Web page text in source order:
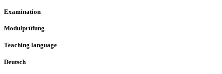
Examination
Modulprüfung
Teaching language
Deutsch